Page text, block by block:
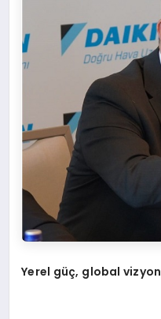
Yerel güç, global vizyon